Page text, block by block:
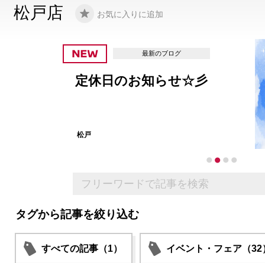
松戸店 お気に入りに追加
最新の
8月営業カレン
タグから記事を絞り込む
すべての記事（1） イベント・フェア（32